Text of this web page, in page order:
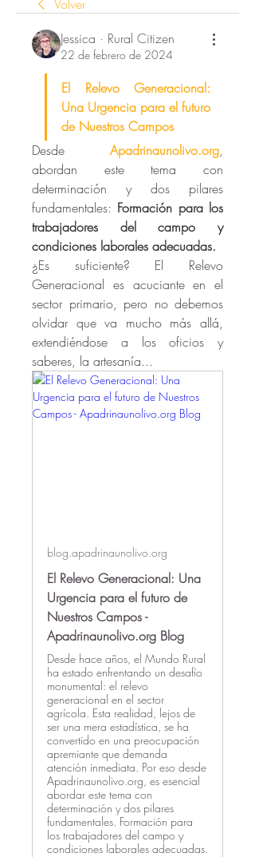
Volver
Jessica · Rural Citizen
22 de febrero de 2024
El Relevo Generacional:
Una Urgencia para el futuro
de Nuestros Campos
Desde Apadrinaunolivo.org,
abordan este tema con
determinación y dos pilares
fundamentales: Formación para los
trabajadores del campo y
condiciones laborales adecuadas.
¿Es suficiente? El Relevo
Generacional es acuciante en el
sector primario, pero no debemos
olvidar que va mucho más allá,
extendiéndose a los oficios y
saberes, la artesanía...
blog.apadrinaunolivo.org
El Relevo Generacional: Una
Urgencia para el futuro de
Nuestros Campos -
Apadrinaunolivo.org Blog
Desde hace años, el Mundo Rural
ha estado enfrentando un desafío
monumental: el relevo
generacional en el sector
agrícola. Esta realidad, lejos de
ser una mera estadística, se ha
convertido en una preocupación
apremiante que demanda
atención inmediata. Por eso desde
Apadrinaunolivo.org, es esencial
abordar este tema con
determinación y dos pilares
fundamentales. Formación para
los trabajadores del campo y
condiciones laborales adecuadas.